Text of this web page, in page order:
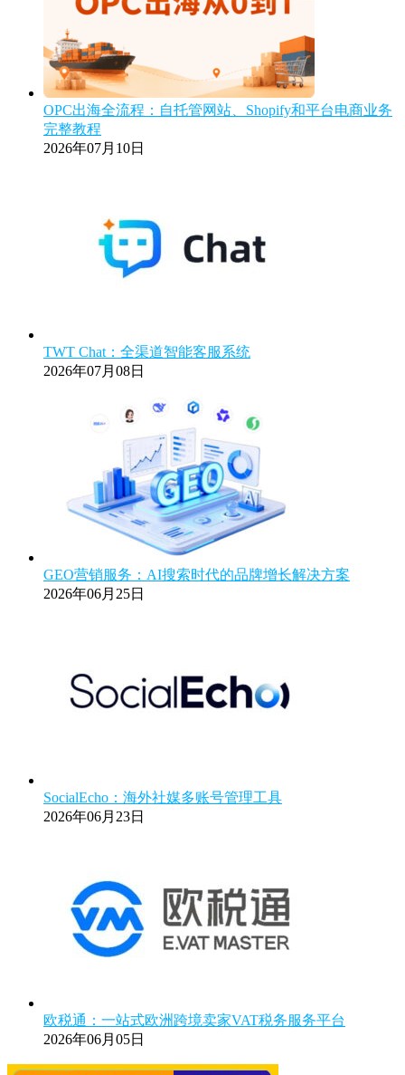
OPC出海全流程：自托管网站、Shopify和平台电商业务
完整教程
2026年07月10日
TWT Chat：全渠道智能客服系统
2026年07月08日
GEO营销服务：AI搜索时代的品牌增长解决方案
2026年06月25日
SocialEcho：海外社媒多账号管理工具
2026年06月23日
欧税通：一站式欧洲跨境卖家VAT税务服务平台
2026年06月05日